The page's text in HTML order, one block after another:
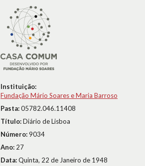
Instituição:
Fundação Mário Soares e Maria Barroso
Pasta:05782.046.11408
Título:Diário de Lisboa
Número:9034
Ano: 27
Data:Quinta, 22 de Janeiro de 1948